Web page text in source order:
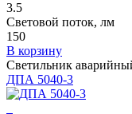
3.5
Световой поток, лм
150
В корзину
Светильник
ДПА 5040-3